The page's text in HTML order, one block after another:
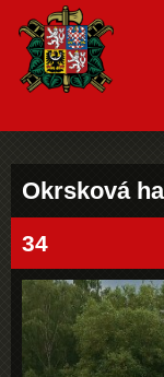
Okrsková
34